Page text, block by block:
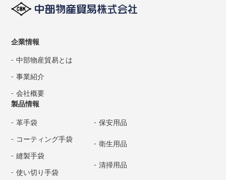
企業情報
中部物産貿易とは
事業紹介
会社概要
製品情報
革手袋
コーティング手袋
縫製手袋
使い切り手袋
保安用品
衛生用品
清掃用品